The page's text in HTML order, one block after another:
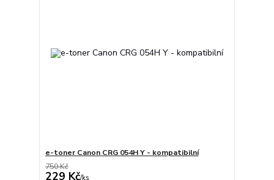
e-toner Canon CRG 054H Y - kompatibilní
750 Kč
229 Kč/ks